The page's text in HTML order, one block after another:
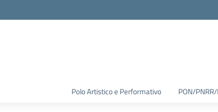
Polo Artistico e Performativo PON/